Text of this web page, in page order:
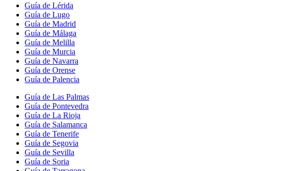
Guía de Lérida
Guía de Lugo
Guía de Madrid
Guía de Málaga
Guía de Melilla
Guía de Murcia
Guía de Navarra
Guía de Orense
Guía de Palencia
Guía de Las Palmas
Guía de Pontevedra
Guía de La Rioja
Guía de Salamanca
Guía de Tenerife
Guía de Segovia
Guía de Sevilla
Guía de Soria